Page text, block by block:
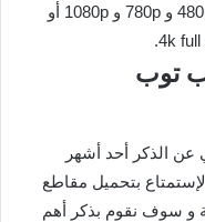
جودة تريدها سواء كانت بجودة 360p أو 480p و 780p و 1080p أو
توب
عن الذكر أحد أشهر
بتحميل مقاطع
و سوف نقوم بذكر أهم